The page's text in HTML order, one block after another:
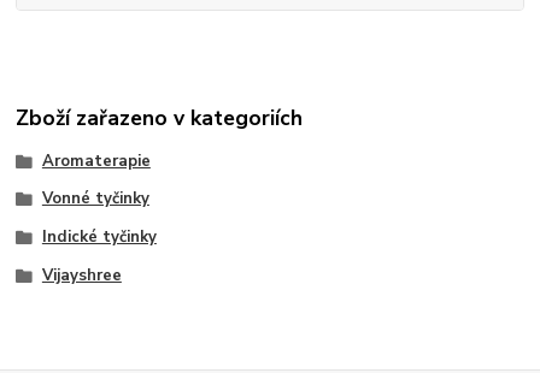
Zboží zařazeno v kategoriích
Aromaterapie
Vonné tyčinky
Indické tyčinky
Vijayshree